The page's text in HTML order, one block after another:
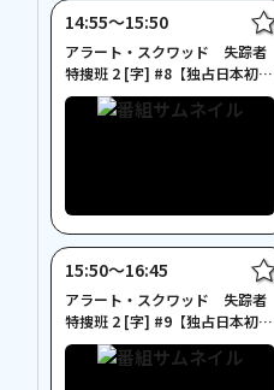
14:55〜15:50
アラート・スクワッド 失踪者
特捜班 2 [字] #8【独占日本初・
一挙放送】
15:50〜16:45
アラート・スクワッド 失踪者
特捜班 2 [字] #9【独占日本初・
一挙放送】